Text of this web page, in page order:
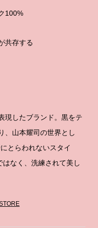
100%
共存する
現したブランド。黒をテ
、山本耀司の世界とし
とらわれないスタイ
なく、洗練されて美し